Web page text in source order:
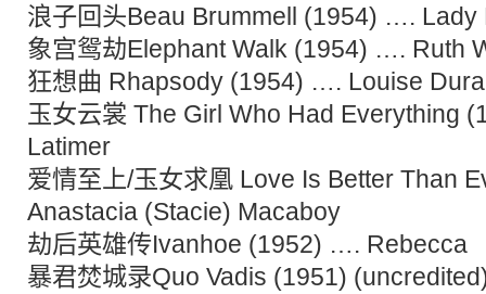
浪子回头Beau Brummell (1954) …. Lady
象宫鸳劫Elephant Walk (1954) …. Ruth
狂想曲 Rhapsody (1954) …. Louise
玉女云裳 The Girl Who Had Everything
Latimer
爱情至上/玉女求凰 Love Is Better Than
Anastacia (Stacie) Macaboy
劫后英雄传Ivanhoe (1952) …. Rebecca
暴君焚城录Quo Vadis (1951)